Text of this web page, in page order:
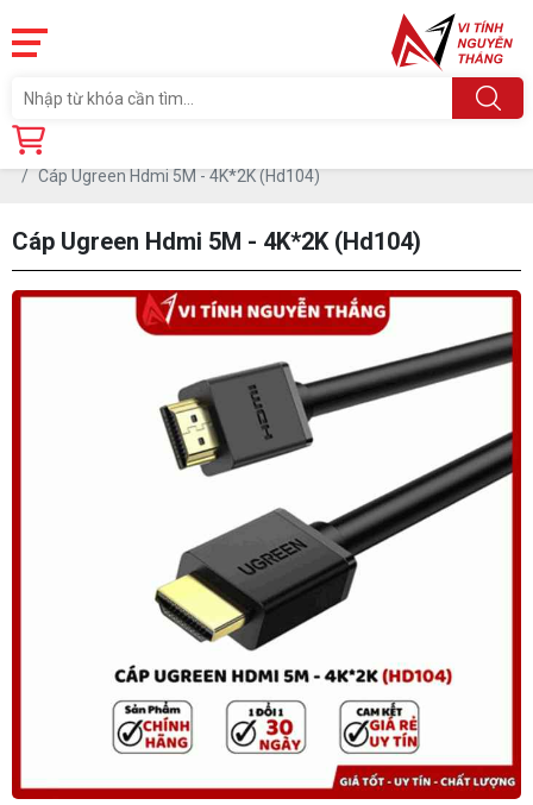
Trang chủ
Cáp Ugreen Hdmi 5M - 4K*2K (Hd104)
Cáp Ugreen Hdmi 5M - 4K*2K (Hd104)